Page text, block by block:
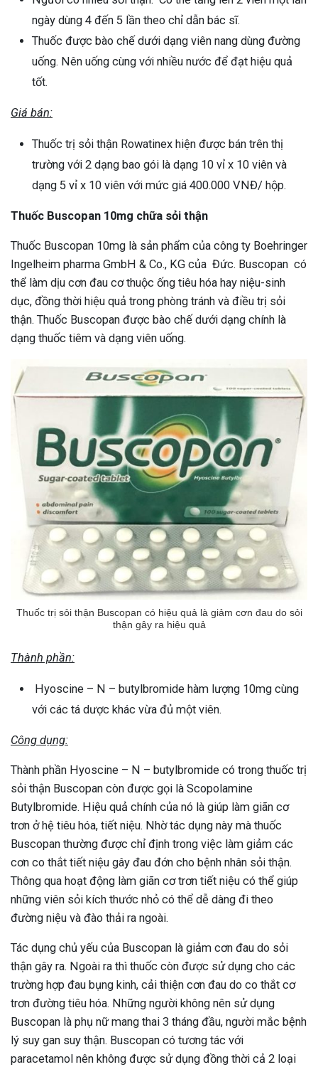
ngày dùng 4 đến 5 lần theo chỉ dẫn bác sĩ.
Thuốc được bào chế dưới dạng viên nang dùng đường
uống. Nên uống cùng với nhiều nước để đạt hiệu quả
tốt.
Giá bán:
Thuốc trị sỏi thận Rowatinex hiện được bán trên thị
trường với 2 dạng bao gói là dạng 10 vỉ x 10 viên và
dạng 5 vỉ x 10 viên với mức giá 400.000 VNĐ/ hộp.
Thuốc Buscopan 10mg chữa sỏi thận
Thuốc Buscopan 10mg là sản phẩm của công ty Boehringer
Ingelheim pharma GmbH & Co., KG của Đức. Buscopan có
thể làm dịu cơn đau cơ thuộc ống tiêu hóa hay niệu-sinh
dục, đồng thời hiệu quả trong phòng tránh và điều trị sỏi
thận. Thuốc Buscopan được bào chế dưới dạng chính là
dạng thuốc tiêm và dạng viên uống.
Thuốc trị sỏi thận Buscopan có hiệu quả là giảm cơn đau do sỏi
thận gây ra hiệu quả
Thành phần:
Hyoscine – N – butylbromide hàm lượng 10mg cùng
với các tá dược khác vừa đủ một viên.
Công dụng:
Thành phần Hyoscine – N – butylbromide có trong thuốc trị
sỏi thận Buscopan còn được gọi là Scopolamine
Butylbromide. Hiệu quả chính của nó là giúp làm giãn cơ
trơn ở hệ tiêu hóa, tiết niệu. Nhờ tác dụng này mà thuốc
Buscopan thường được chỉ định trong việc làm giảm các
cơn co thắt tiết niệu gây đau đớn cho bệnh nhân sỏi thận.
Thông qua hoạt động làm giãn cơ trơn tiết niệu có thể giúp
những viên sỏi kích thước nhỏ có thể dễ dàng đi theo
đường niệu và đào thải ra ngoài.
Tác dụng chủ yếu của Buscopan là giảm cơn đau do sỏi
thận gây ra. Ngoài ra thì thuốc còn được sử dụng cho các
trường hợp đau bụng kinh, cải thiện cơn đau do co thắt cơ
trơn đường tiêu hóa. Những người không nên sử dụng
Buscopan là phụ nữ mang thai 3 tháng đầu, người mắc bệnh
lý suy gan suy thận. Buscopan có tương tác với
paracetamol nên không được sử dụng đồng thời cả 2 loại